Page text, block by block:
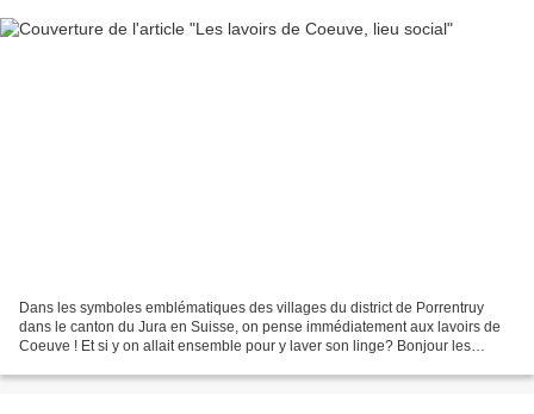
Dans les symboles emblématiques des villages du district de Porrentruy
dans le canton du Jura en Suisse, on pense immédiatement aux lavoirs de
Coeuve ! Et si y on allait ensemble pour y laver son linge? Bonjour les